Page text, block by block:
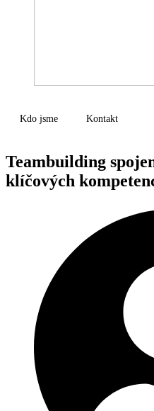
Kdo jsme Kontakt
Teambuilding
klíčových